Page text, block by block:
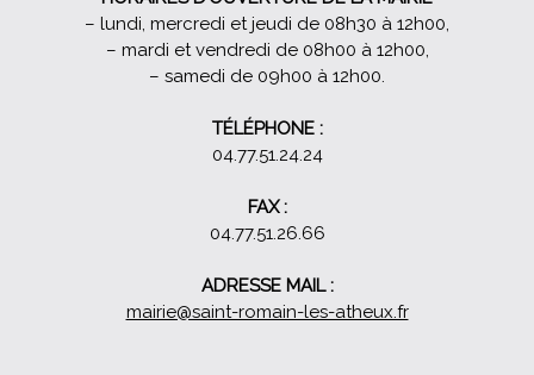
– lundi, mercredi et jeudi de 08h30 à 12h00,
– mardi et vendredi de 08h00 à 12h00,
– samedi de 09h00 à 12h00.
TÉLÉPHONE :
04.77.51.24.24
FAX :
04.77.51.26.66
ADRESSE MAIL :
mairie@saint-romain-les-atheux.fr